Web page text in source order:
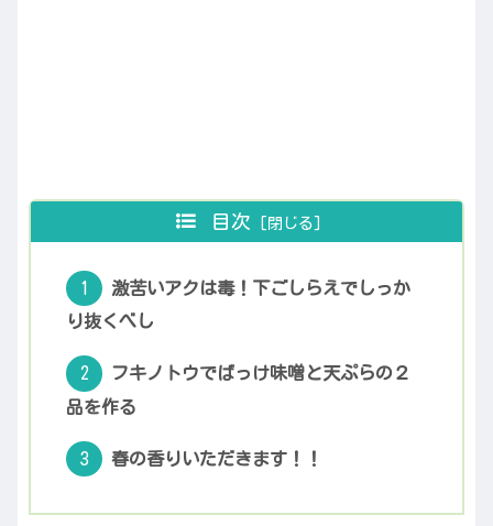
目次
激苦いアクは毒！下ごしらえでしっか
り抜くべし
フキノトウでばっけ味噌と天ぷらの２
品を作る
春の香りいただきます！！